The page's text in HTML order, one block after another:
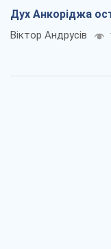
Дух Анкоріджа
Віктор Андрусів